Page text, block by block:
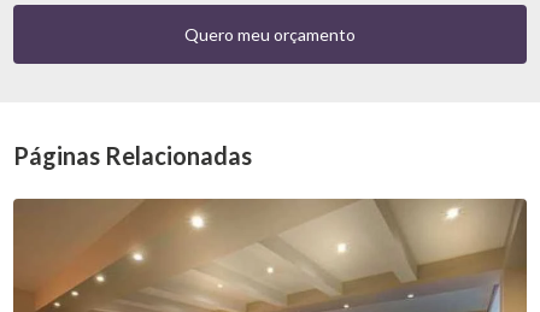
Quero meu orçamento
Páginas Relacionadas